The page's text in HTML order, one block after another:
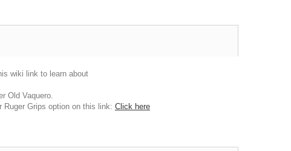
wiki link to learn about
Old Vaquero.
Grips option on this link: Click here